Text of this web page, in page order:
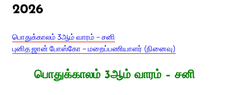
2026
பொதுக்காலம் 3ஆம் வாரம் – சனி
புனித ஜான் போஸ்கோ – மறைப்பணியாளர் (நினைவு)
பொதுக்காலம் 3ஆம் வாரம் – சனி